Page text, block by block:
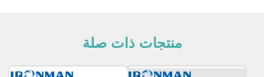
منتجات ذات صلة